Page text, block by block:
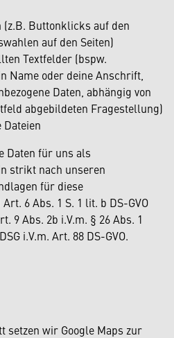
Buttonklicks auf den
auf den Seiten)
Textfelder (bspw.
Name oder deine Anschrift,
Daten, abhängig von
abgebildeten Fragestellung)
Dateien
Daten für uns als
strikt nach unseren
für diese
6 Abs. 1 S. 1 lit. b DS-GVO
9 Abs. 2b i.V.m. § 26 Abs. 1
i.V.m. Art. 88 DS-GVO.
wir Google Maps zur